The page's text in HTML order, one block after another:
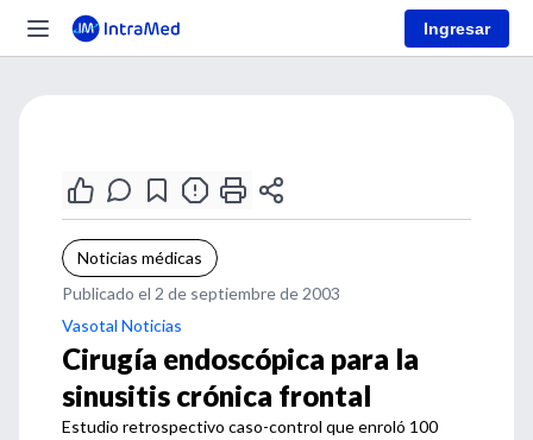
Ingresar
Noticias médicas
Publicado el 2 de septiembre de 2003
Vasotal Noticias
Cirugía endoscópica para la
sinusitis crónica frontal
Estudio retrospectivo caso-control que enroló 100